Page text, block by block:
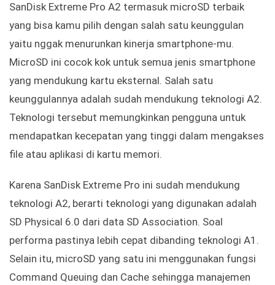
SanDisk Extreme Pro A2 termasuk microSD terbaik
yang bisa kamu pilih dengan salah satu keunggulan
yaitu nggak menurunkan kinerja smartphone-mu.
MicroSD ini cocok kok untuk semua jenis smartphone
yang mendukung kartu eksternal. Salah satu
keunggulannya adalah sudah mendukung teknologi A2.
Teknologi tersebut memungkinkan pengguna untuk
mendapatkan kecepatan yang tinggi dalam mengakses
file atau aplikasi di kartu memori.
Karena SanDisk Extreme Pro ini sudah mendukung
teknologi A2, berarti teknologi yang digunakan adalah
SD Physical 6.0 dari data SD Association. Soal
performa pastinya lebih cepat dibanding teknologi A1.
Selain itu, microSD yang satu ini menggunakan fungsi
Command Queuing dan Cache sehingga manajemen